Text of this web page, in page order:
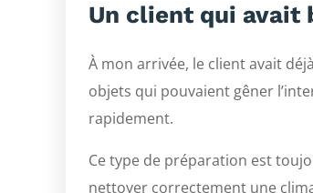
Un client qui avait
À mon arrivée, le client avait
objets qui pouvaient gêner
rapidement.
Ce type de préparation est
nettoyer correctement une